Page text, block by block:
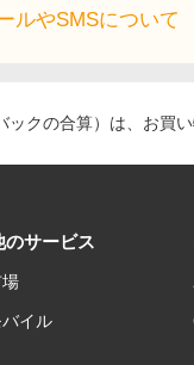
ルやSMSについて
クの合算）は、お買
のサービス
イル